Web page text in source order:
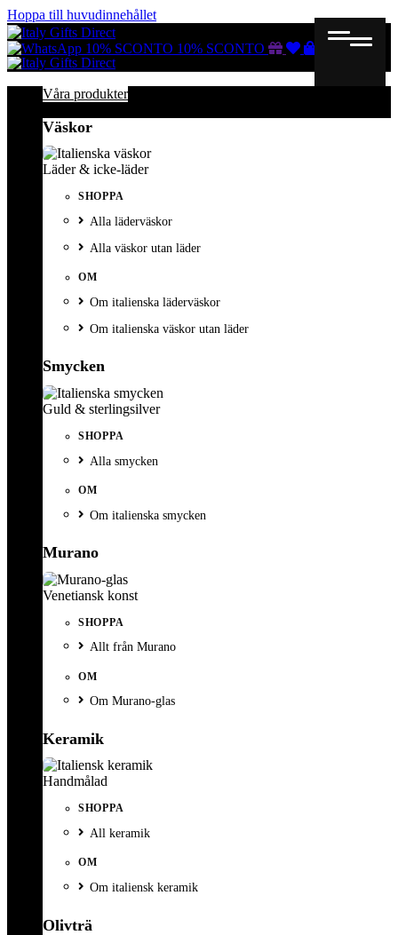
Hoppa till huvudinnehållet
10% SCONTO 10% SCONTO Gutscheine
Wunschliste
Warenkorb
Våra produkter
Väskor
Läder & icke-läder
SHOPPA
Alla läderväskor
Alla väskor utan läder
OM
Om italienska läderväskor
Om italienska väskor utan läder
Smycken
Guld & sterlingsilver
SHOPPA
Alla smycken
OM
Om italienska smycken
Murano
Venetiansk konst
SHOPPA
Allt från Murano
OM
Om Murano-glas
Keramik
Handmålad
SHOPPA
All keramik
OM
Om italiensk keramik
Olivträ